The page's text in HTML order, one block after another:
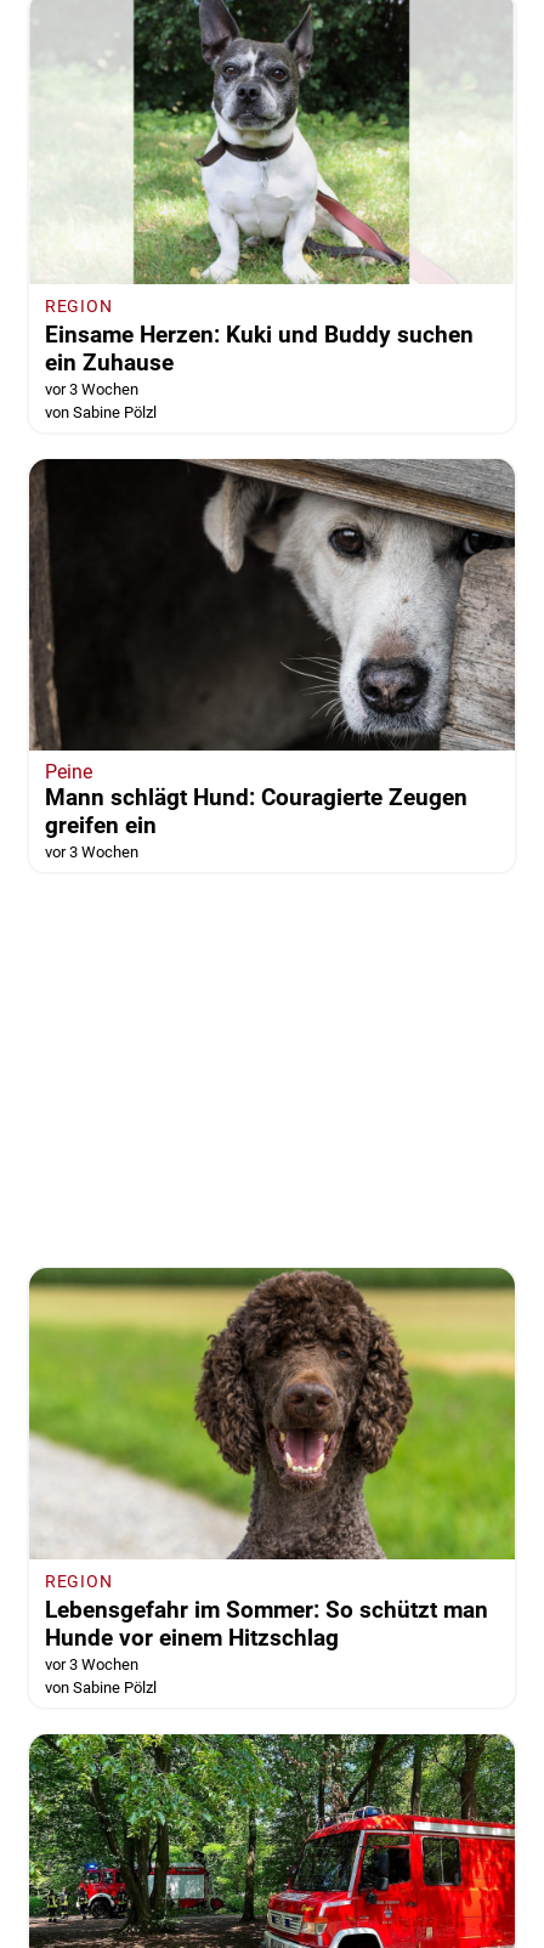
REGION
Einsame Herzen: Kuki und Buddy suchen
ein Zuhause
vor 3 Wochen
von Sabine Pölzl
Peine
Mann schlägt Hund: Couragierte Zeugen
greifen ein
vor 3 Wochen
REGION
Lebensgefahr im Sommer: So schützt man
Hunde vor einem Hitzschlag
vor 3 Wochen
von Sabine Pölzl